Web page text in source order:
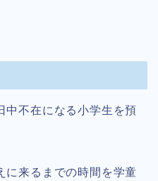
中不在になる小学生を預
に来るまでの時間を学童